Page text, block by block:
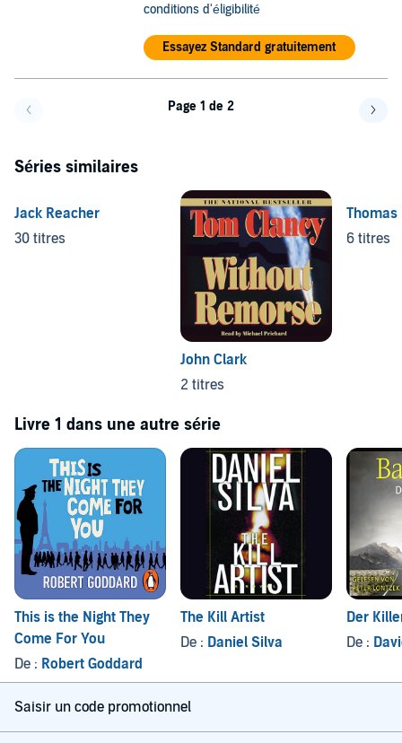
conditions d'éligibilité
Essayez Standard gratuitement
Page 1 de 2
Séries similaires
Jack Reacher
30 titres
John Clark
2 titres
6 titres
Livre 1 dans une autre série
This is the Night They
Come For You
De : Robert Goddard
The Kill Artist
De : Daniel Silva
Der
De :
Saisir un code promotionnel